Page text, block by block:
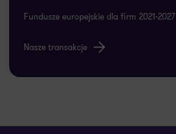
Fundusze europejskie dla firm 2021-2027
Nasze transakcje